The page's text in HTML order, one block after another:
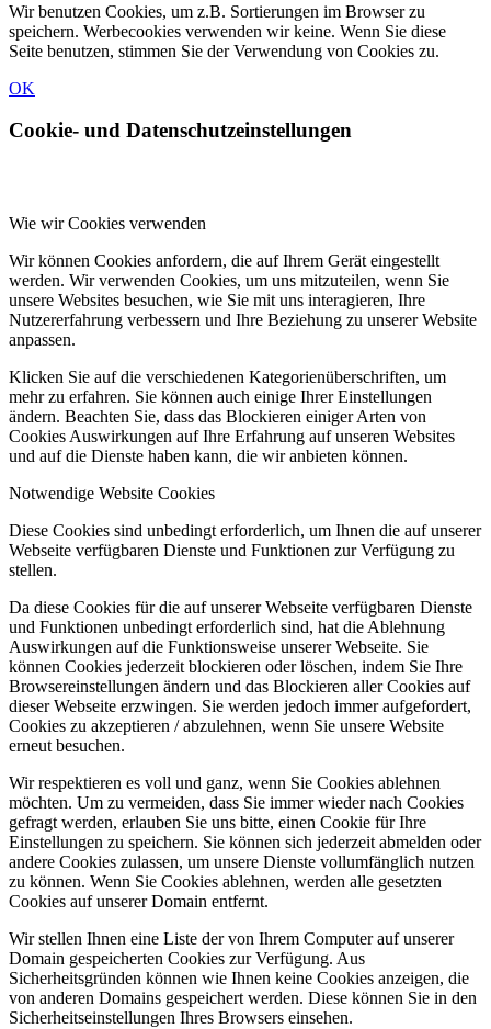
Wir benutzen Cookies, um z.B. Sortierungen im Browser zu
speichern. Werbecookies verwenden wir keine. Wenn Sie diese
Seite benutzen, stimmen Sie der Verwendung von Cookies zu.
OK
Cookie- und Datenschutzeinstellungen
Wie wir Cookies verwenden
Wir können Cookies anfordern, die auf Ihrem Gerät eingestellt
werden. Wir verwenden Cookies, um uns mitzuteilen, wenn Sie
unsere Websites besuchen, wie Sie mit uns interagieren, Ihre
Nutzererfahrung verbessern und Ihre Beziehung zu unserer Website
anpassen.
Klicken Sie auf die verschiedenen Kategorienüberschriften, um
mehr zu erfahren. Sie können auch einige Ihrer Einstellungen
ändern. Beachten Sie, dass das Blockieren einiger Arten von
Cookies Auswirkungen auf Ihre Erfahrung auf unseren Websites
und auf die Dienste haben kann, die wir anbieten können.
Notwendige Website Cookies
Diese Cookies sind unbedingt erforderlich, um Ihnen die auf unserer
Webseite verfügbaren Dienste und Funktionen zur Verfügung zu
stellen.
Da diese Cookies für die auf unserer Webseite verfügbaren Dienste
und Funktionen unbedingt erforderlich sind, hat die Ablehnung
Auswirkungen auf die Funktionsweise unserer Webseite. Sie
können Cookies jederzeit blockieren oder löschen, indem Sie Ihre
Browsereinstellungen ändern und das Blockieren aller Cookies auf
dieser Webseite erzwingen. Sie werden jedoch immer aufgefordert,
Cookies zu akzeptieren / abzulehnen, wenn Sie unsere Website
erneut besuchen.
Wir respektieren es voll und ganz, wenn Sie Cookies ablehnen
möchten. Um zu vermeiden, dass Sie immer wieder nach Cookies
gefragt werden, erlauben Sie uns bitte, einen Cookie für Ihre
Einstellungen zu speichern. Sie können sich jederzeit abmelden oder
andere Cookies zulassen, um unsere Dienste vollumfänglich nutzen
zu können. Wenn Sie Cookies ablehnen, werden alle gesetzten
Cookies auf unserer Domain entfernt.
Wir stellen Ihnen eine Liste der von Ihrem Computer auf unserer
Domain gespeicherten Cookies zur Verfügung. Aus
Sicherheitsgründen können wie Ihnen keine Cookies anzeigen, die
von anderen Domains gespeichert werden. Diese können Sie in den
Sicherheitseinstellungen Ihres Browsers einsehen.